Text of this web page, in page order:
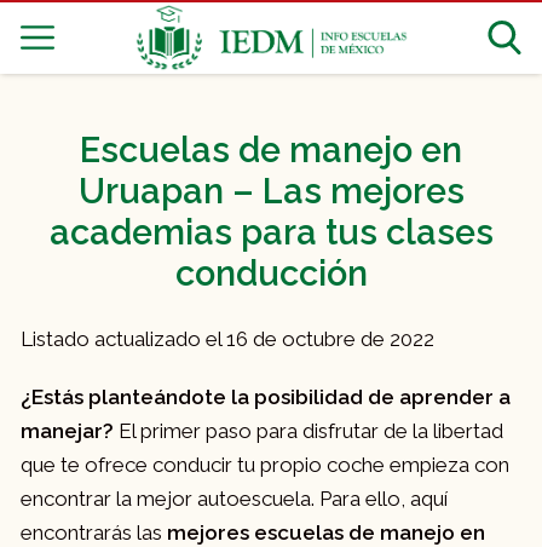
Escuelas de manejo en
Uruapan – Las mejores
academias para tus clases
conducción
Listado actualizado el 16 de octubre de 2022
¿Estás planteándote la posibilidad de aprender a
manejar? El primer paso para disfrutar de la libertad
que te ofrece conducir tu propio coche empieza con
encontrar la mejor autoescuela. Para ello, aquí
encontrarás las mejores escuelas de manejo en